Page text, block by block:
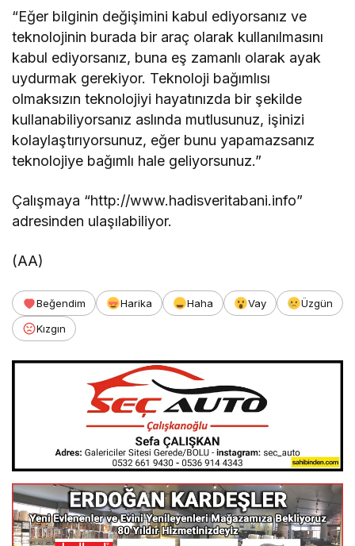
“Eğer bilginin değişimini kabul ediyorsanız ve
teknolojinin burada bir araç olarak kullanılmasını
kabul ediyorsanız, buna eş zamanlı olarak ayak
uydurmak gerekiyor. Teknoloji bağımlısı
olmaksızın teknolojiyi hayatınızda bir şekilde
kullanabiliyorsanız aslında mutlusunuz, işinizi
kolaylaştırıyorsunuz, eğer bunu yapamazsanız
teknolojiye bağımlı hale geliyorsunuz.”
Çalışmaya “http://www.hadisveritabani.info”
adresinden ulaşılabiliyor.
(AA)
Beğendim Harika Haha Vay
Üzgün
Kızgın